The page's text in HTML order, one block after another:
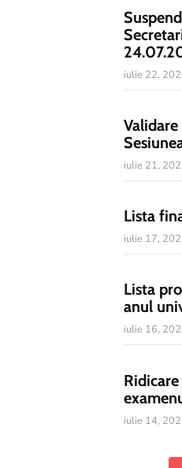
iulie 22,
iulie 21,
Lista
iulie 17,
Lista
anul
iulie 16,
iulie 14,